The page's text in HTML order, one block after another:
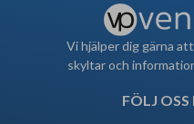
Vi hjälper dig gärna
skyltar och
FÖLJ OSS